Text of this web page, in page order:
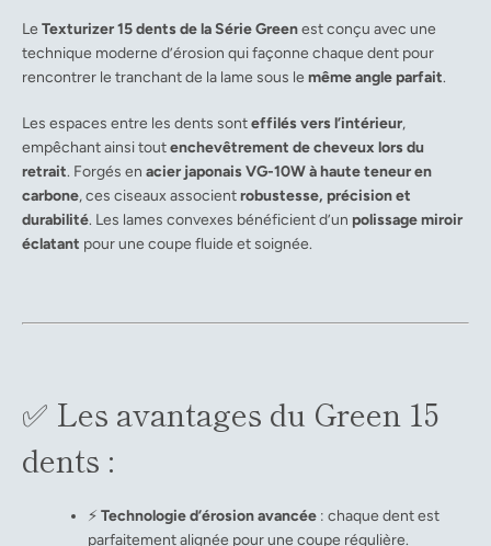
Le Texturizer 15 dents de la Série Greenest conçu avec une
technique moderne d’érosion qui façonne chaque dent pour
rencontrer le tranchant de la lame sous le même angle parfait.
Les espaces entre les dents sonteffilés vers l’intérieur,
empêchant ainsi toutenchevêtrement de cheveux lors du
retrait. Forgés en acier japonais VG-10W à haute teneur en
carbone, ces ciseaux associentrobustesse, précision et
durabilité. Les lames convexes bénéficient d’un polissage miroir
éclatant pour une coupe fluide et soignée.
✅ Les avantages du Green 15
dents :
⚡ Technologie d’érosion avancée : chaque dent est
parfaitement alignée pour une coupe régulière.